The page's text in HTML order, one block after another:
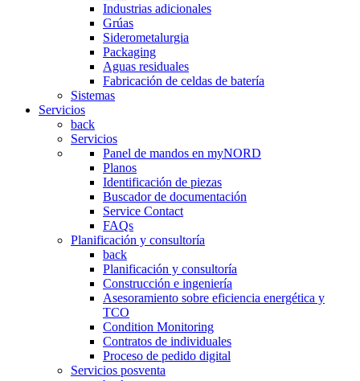
Industrias adicionales
Grúas
Siderometalurgia
Packaging
Aguas residuales
Fabricación de celdas de batería
Sistemas
Servicios
back
Servicios
Panel de mandos en myNORD
Planos
Identificación de piezas
Buscador de documentación
Service Contact
FAQs
Planificación y consultoría
back
Planificación y consultoría
Construcción e ingeniería
Asesoramiento sobre eficiencia energética y
TCO
Condition Monitoring
Contratos de individuales
Proceso de pedido digital
Servicios posventa